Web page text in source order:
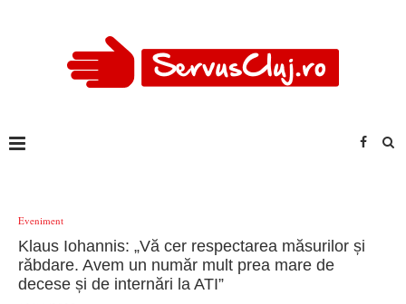
Eveniment
Klaus Iohannis: „Vă cer respectarea măsurilor și
răbdare. Avem un număr mult prea mare de
decese și de internări la ATI”